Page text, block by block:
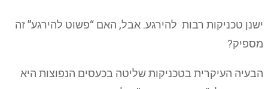
ישנן טכניקות רבות להירגע. אבל, האם “פשוט להירגע” זה
מספיק?
הבעיה העיקרית בטכניקות שליטה בכעסים הנפוצות היא